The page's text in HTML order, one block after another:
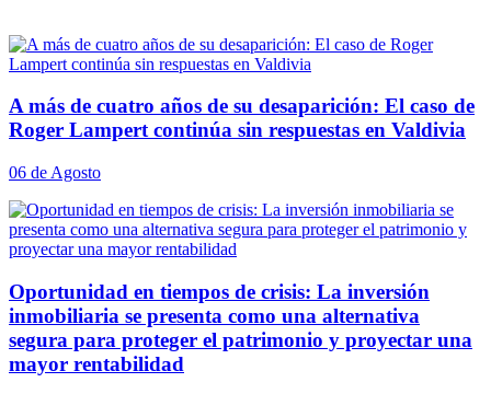
A más de cuatro años de su desaparición: El caso de
Roger Lampert continúa sin respuestas en Valdivia
06 de Agosto
Oportunidad en tiempos de crisis: La inversión
inmobiliaria se presenta como una alternativa
segura para proteger el patrimonio y proyectar una
mayor rentabilidad